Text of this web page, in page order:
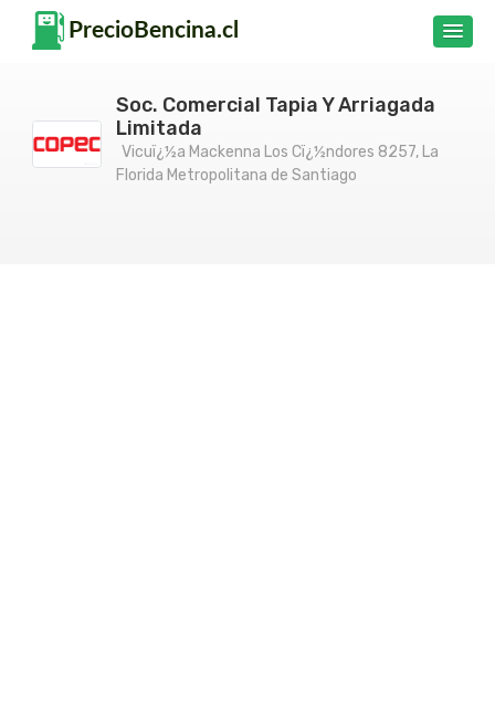
Soc. Comercial Tapia Y Arriagada
Limitada
Vicuï¿½a Mackenna Los Cï¿½ndores 8257, La
Florida Metropolitana de Santiago